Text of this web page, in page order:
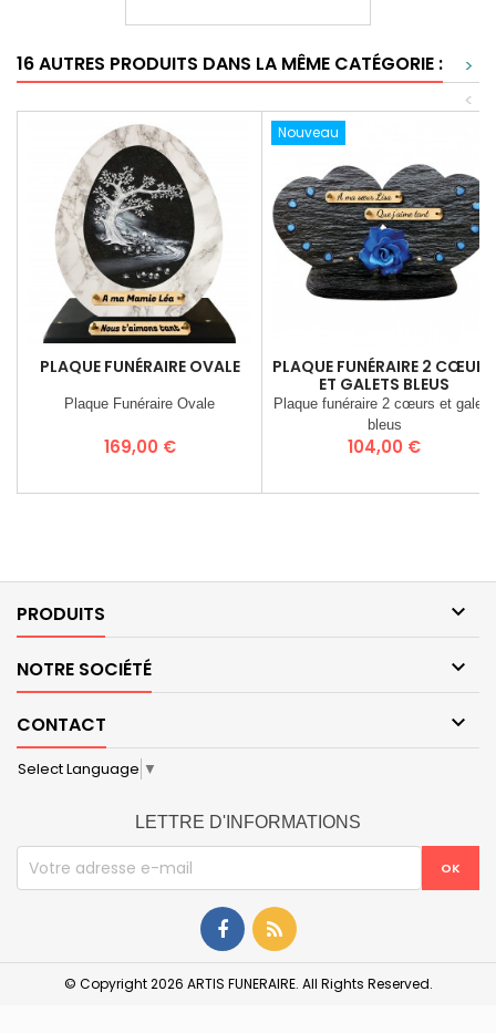
16 AUTRES PRODUITS DANS LA MÊME CATÉGORIE :
>
<
PLAQUE FUNÉRAIRE OVALE
Plaque Funéraire Ovale
Prix
169,00 €
Nouveau
PLAQUE FUNÉRAIRE 2 CŒURS
ET GALETS BLEUS
Plaque funéraire 2 cœurs et galets
bleus
Prix
104,00 €
PRODUITS 
NOTRE SOCIÉTÉ 
CONTACT 
Select Language ▼
LETTRE D'INFORMATIONS
© Copyright 2026 ARTIS FUNERAIRE. All Rights Reserved.